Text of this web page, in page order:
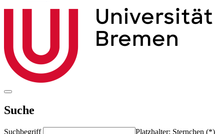
Suche
Suchbegriff
Platzhalter: Sternchen (*)